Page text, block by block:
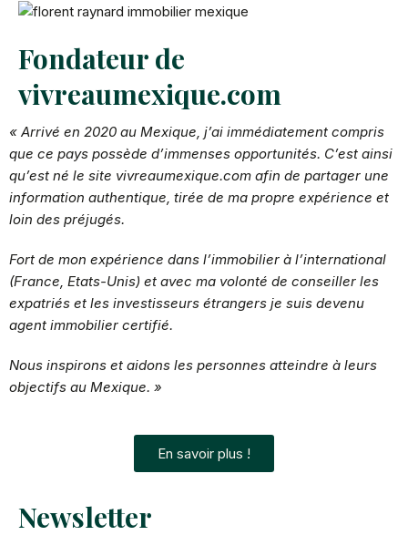
Fondateur de
vivreaumexique.com
« Arrivé en 2020 au Mexique, j’ai immédiatement compris
que ce pays possède d’immenses opportunités. C’est ainsi
qu’est né le site vivreaumexique.com afin de partager une
information authentique, tirée de ma propre expérience et
loin des préjugés.
Fort de mon expérience dans l’immobilier à l’international
(France, Etats-Unis) et avec ma volonté de conseiller les
expatriés et les investisseurs étrangers je suis devenu
agent immobilier certifié.
Nous inspirons et aidons les personnes atteindre à leurs
objectifs au Mexique. »
En savoir plus !
Newsletter